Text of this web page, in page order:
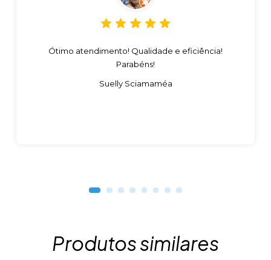
Ótimo atendimento! Qualidade e eficiência!
Parabéns!
Suelly Sciamaméa
Produtos similares